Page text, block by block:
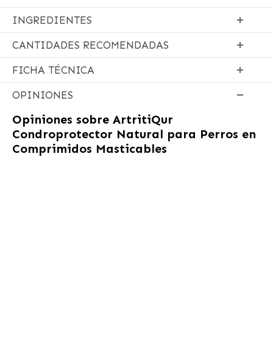
INGREDIENTES
CANTIDADES RECOMENDADAS
FICHA TÉCNICA
OPINIONES
Opiniones sobre ArtritiQur
Condroprotector Natural para Perros en
Comprimidos Masticables